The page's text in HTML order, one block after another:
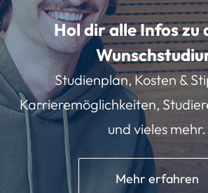
Hol dir alle Infos zu
Studienplan, Kosten &
Karrieremöglichkeiten,
und vieles mehr.
Mehr erfahren